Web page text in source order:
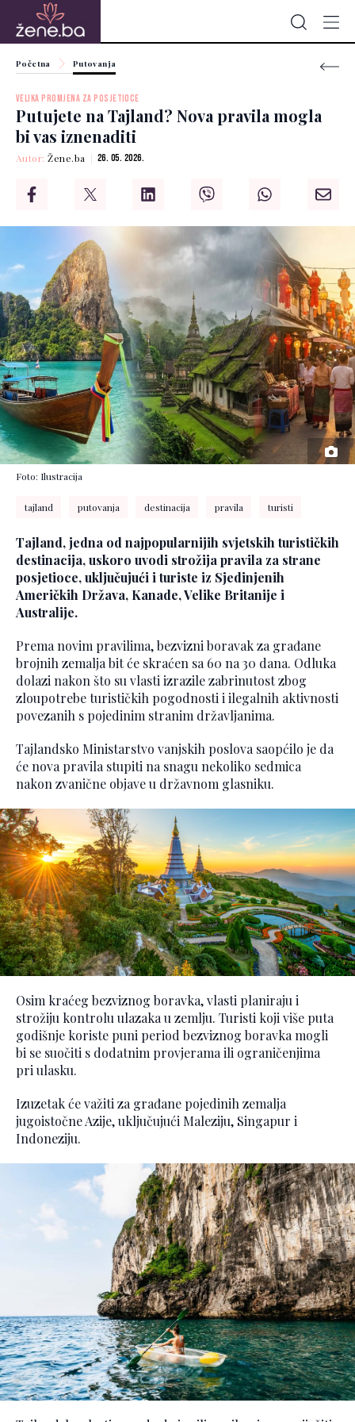
Početna Putovanja
VELIKA PROMJENA ZA POSJETIOCE
Putujete na Tajland? Nova pravila mogla
bi vas iznenaditi
Autor:Žene.ba 26. 05. 2026.
Foto: Ilustracija
tajland putovanja destinacija pravila turisti
Tajland, jedna od najpopularnijih svjetskih turističkih
destinacija, uskoro uvodi strožija pravila za strane
posjetioce, uključujući i turiste iz Sjedinjenih
Američkih Država, Kanade, Velike Britanije i
Australije.
Prema novim pravilima, bezvizni boravak za građane
brojnih zemalja bit će skraćen sa 60 na 30 dana. Odluka
dolazi nakon što su vlasti izrazile zabrinutost zbog
zloupotrebe turističkih pogodnosti i ilegalnih aktivnosti
povezanih s pojedinim stranim državljanima.
Tajlandsko Ministarstvo vanjskih poslova saopćilo je da
će nova pravila stupiti na snagu nekoliko sedmica
nakon zvanične objave u državnom glasniku.
Osim kraćeg bezviznog boravka, vlasti planiraju i
strožiju kontrolu ulazaka u zemlju. Turisti koji više puta
godišnje koriste puni period bezviznog boravka mogli
bi se suočiti s dodatnim provjerama ili ograničenjima
pri ulasku.
Izuzetak će važiti za građane pojedinih zemalja
jugoistočne Azije, uključujući Maleziju, Singapur i
Indoneziju.